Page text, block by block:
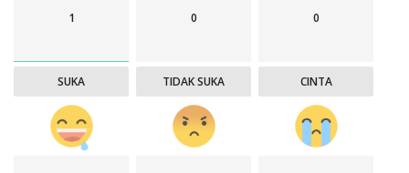
1
SUKA
0
TIDAK SUKA
0
CINTA